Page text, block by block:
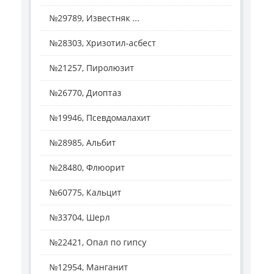
№29789, Известняк ...
№28303, Хризотил-асбест
№21257, Пиролюзит
№26770, Диоптаз
№19946, Псевдомалахит
№28985, Альбит
№28480, Флюорит
№60775, Кальцит
№33704, Шерл
№22421, Опал по гипсу
№12954, Манганит